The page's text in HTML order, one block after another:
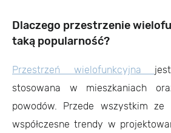
Dlaczego przestrzenie
taką popularność?
Przestrzeń wielofunkcyjna
stosowana w mieszkaniach
powodów. Przede wszystkim
współczesne trendy w